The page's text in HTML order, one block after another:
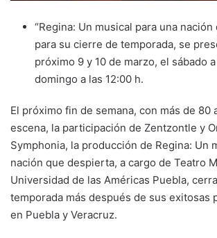
“Regina: Un musical para una
para su cierre de temporada, se
próximo 9 y 10 de marzo, el sábado
domingo a las 12:00 h.
El próximo fin de semana, con más de 80
escena, la participación de Zentzontle y
Symphonia, la producción de Regina: Un
nación que despierta, a cargo de Teatro
Universidad de las Américas Puebla,
temporada más después de sus exitosas
en Puebla y Veracruz.